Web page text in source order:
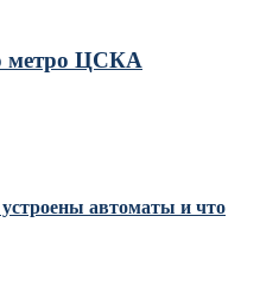
метро ЦСКА
автоматы и что